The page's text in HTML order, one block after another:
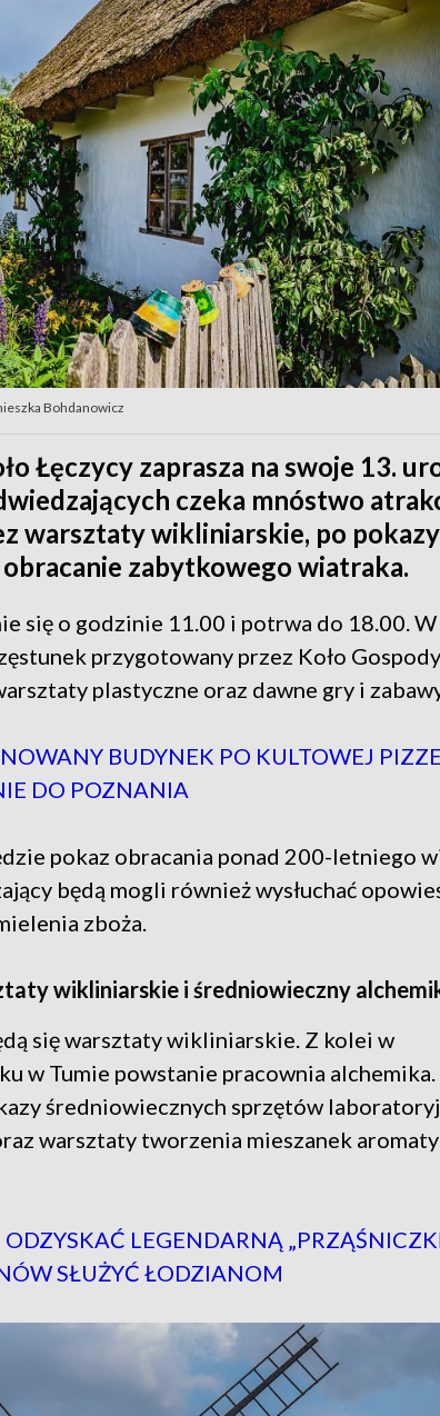
Bohdanowicz
Łęczycy zaprasza na swoje 13.
czeka mnóstwo
warsztaty wikliniarskie, po pokazy
zabytkowego wiatraka.
się o godzinie 11.00 i potrwa do 18.00. W
przygotowany przez Koło
plastyczne oraz dawne gry i
BUDYNEK PO KULTOWEJ
DO POZNANIA
pokaz obracania ponad 200-letniego
będą mogli również wysłuchać
zboża.
wikliniarskie i średniowieczny
się warsztaty wikliniarskie. Z kolei w
w Tumie powstanie pracownia alchemika.
średniowiecznych sprzętów
warsztaty tworzenia mieszanek
LEGENDARNĄ
SŁUŻYĆ ŁODZIANOM